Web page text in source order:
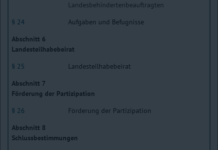
Landesbehindertenbeauftragten
§ 24
Aufgaben und Befugnisse
Abschnitt 6
Landesteilhabebeirat
§ 25
Landesteilhabebeirat
Abschnitt 7
Förderung der Partizipation
§ 26
Förderung der Partizipation
Abschnitt 8
Schlussbestimmungen